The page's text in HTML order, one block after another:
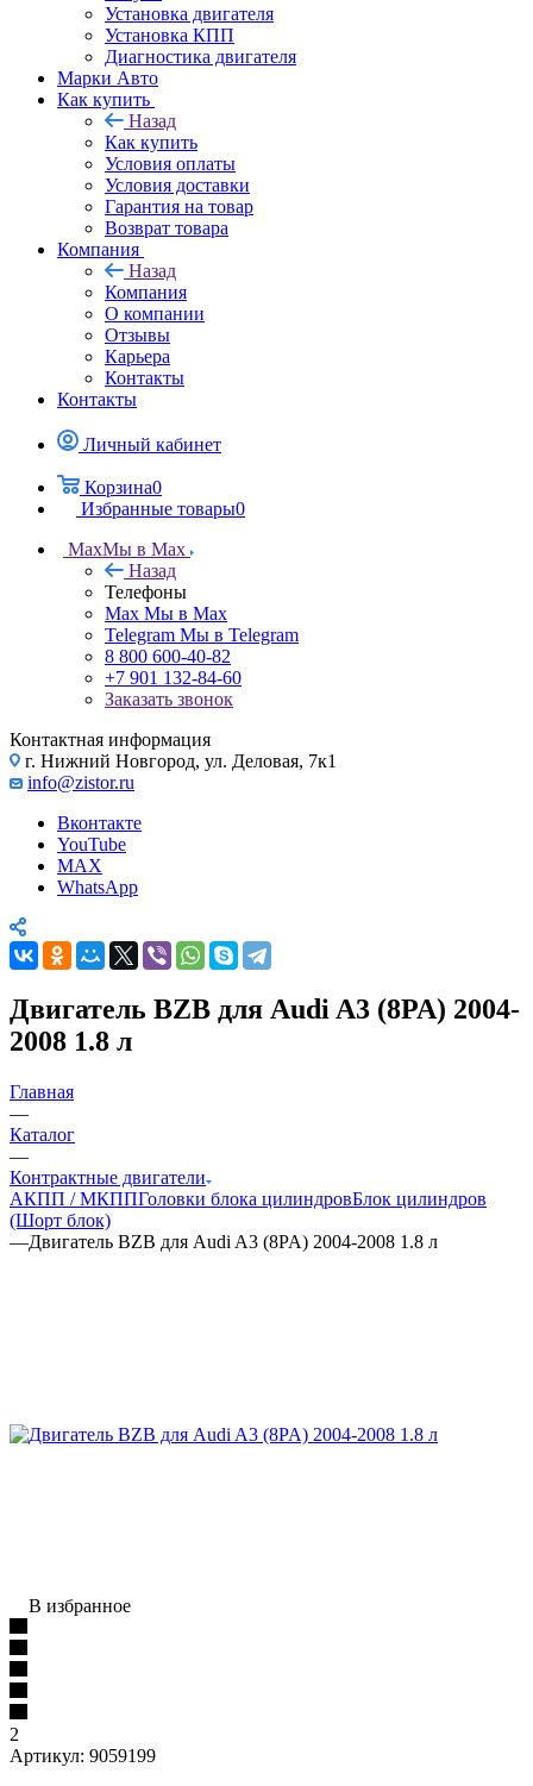
Установка двигателя
Установка КПП
Диагностика двигателя
Марки Авто
Как купить
Назад
Как купить
Условия оплаты
Условия доставки
Гарантия на товар
Возврат товара
Компания
Назад
Компания
О компании
Отзывы
Карьера
Контакты
Контакты
Личный кабинет
Корзина0
Избранные товары0
MaxМы в Max
Назад
Телефоны
Max Мы в Max
Telegram Мы в Telegram
8 800 600-40-82
+7 901 132-84-60
Заказать звонок
Контактная информация
г. Нижний Новгород, ул. Деловая, 7к1
info@zistor.ru
Вконтакте
YouTube
MAX
WhatsApp
Двигатель BZB для Audi A3 (8PA) 2004-
2008 1.8 л
Главная
—
Каталог
—
Контрактные двигатели
АКПП / МКППГоловки блока цилиндровБлок цилиндров
(Шорт блок)
—Двигатель BZB для Audi A3 (8PA) 2004-2008 1.8 л
В избранное
2
Артикул: 9059199